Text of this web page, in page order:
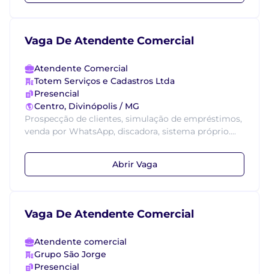
Vaga De Atendente Comercial
Atendente Comercial
Totem Serviços e Cadastros Ltda
Presencial
Centro, Divinópolis / MG
Prospecção de clientes, simulação de empréstimos,
venda por WhatsApp, discadora, sistema próprio....
Abrir Vaga
Vaga De Atendente Comercial
Atendente comercial
Grupo São Jorge
Presencial